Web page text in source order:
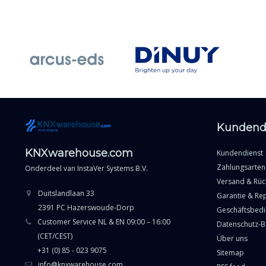
KNXwarehouse.com
Onderdeel van InstaVer Systems B.V.
Duitslandlaan 33
2391 PC Hazerswoude-Dorp
Customer Service NL & EN 09:00 – 16:00
(CET/CEST)
+31 (0) 85 - 023 9075
Kundendienst
Zahlungsarten
Versand &
Garantie &
Datenschutz-
Über uns
Sitemap